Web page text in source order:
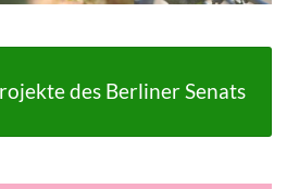
des Berliner Senats